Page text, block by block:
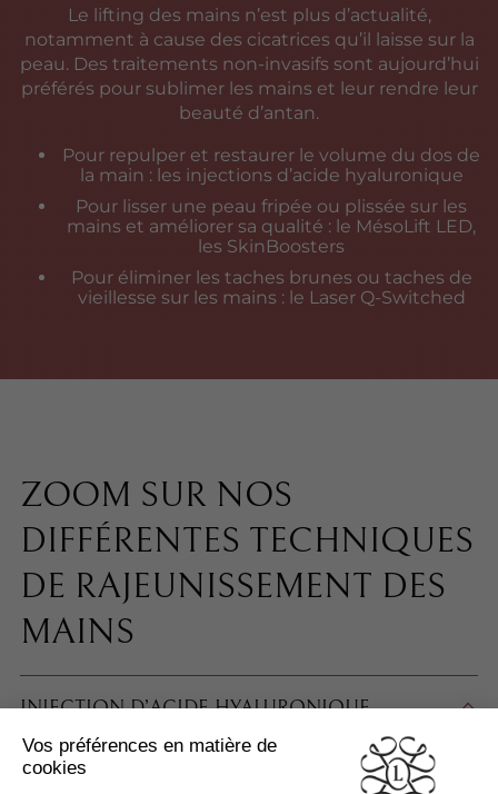
Le lifting des mains n’est plus d’actualité,
notamment à cause des cicatrices qu’il laisse sur la
peau. Des traitements non-invasifs sont aujourd’hui
préférés pour sublimer les mains et leur rendre leur
beauté d’antan.
Pour repulper et restaurer le volume du dos de
la main : les injections d’acide hyaluronique
Pour lisser une peau fripée ou plissée sur les
mains et améliorer sa qualité : le MésoLift LED,
les SkinBoosters
Pour éliminer les taches brunes ou taches de
vieillesse sur les mains : le Laser Q-Switched
ZOOM SUR NOS
DIFFÉRENTES TECHNIQUES
DE RAJEUNISSEMENT DES
MAINS
INJECTION D’ACIDE HYALURONIQUE
COMMENT ÇA MARCHE ?